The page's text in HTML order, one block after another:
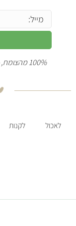
100% מהצומח, 0% ספאם. פשוט להצטרף, קל גם לבטל.
לאכול לקנות